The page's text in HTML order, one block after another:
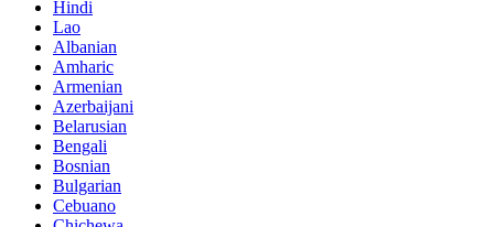
Hindi
Lao
Albanian
Amharic
Armenian
Azerbaijani
Belarusian
Bengali
Bosnian
Bulgarian
Cebuano